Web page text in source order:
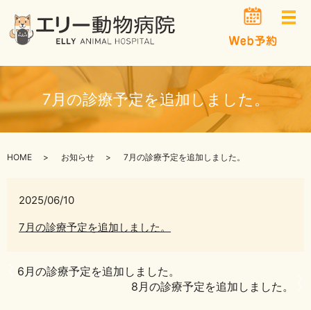
メ
7月の診療予定を追加しました。
HOME お知らせ 7月の診療予定を追加しました。
2025/06/10
7月の診療予定を追加しました。
6月の診療予定を追加しました。
8月の診療予定を追加しました。